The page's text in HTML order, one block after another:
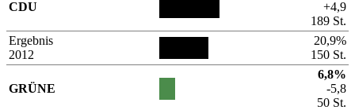
CDU
+4,9
189 St.
Ergebnis
2012
20,9%
150 St.
GRÜNE
6,8%
-5,8
50 St.